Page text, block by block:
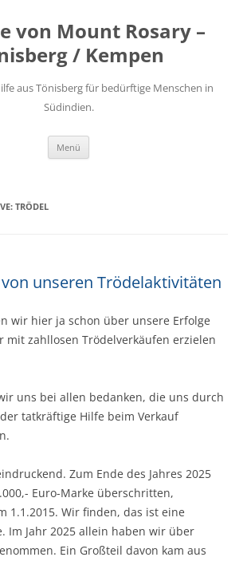
von Mount Rosary –
/ Kempen
aus Tönisberg für bedürftige Menschen in
Südindien.
Menü
TRÖDEL
unseren Trödelaktivitäten
wir hier ja schon über unsere Erfolge
mit zahllosen Trödelverkäufen erzielen
uns bei allen bedanken, die uns durch
tatkräftige Hilfe beim Verkauf
Zum Ende des Jahres 2025
Euro-Marke überschritten,
1.1.2015. Wir finden, das ist eine
Im Jahr 2025 allein haben wir über
Ein Großteil davon kam aus